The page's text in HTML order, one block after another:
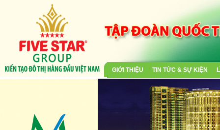
GIỚI THIỆU TIN TỨC & SỰ KIỆN